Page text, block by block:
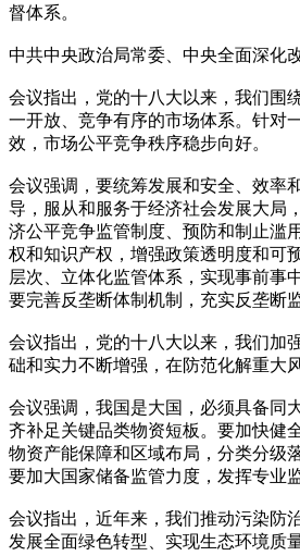
督体系。
中共中央政治局常委、中央全面深化
会议指出，党的十八大以来，我们围
一开放、竞争有序的市场体系。针对
效，市场公平竞争秩序稳步向好。
会议强调，要统筹发展和安全、效率
导，服从和服务于经济社会发展大局
济公平竞争监管制度、预防和制止滥
权和知识产权，增强政策透明度和可
层次、立体化监管体系，实现事前事
要完善反垄断体制机制，充实反垄断
会议指出，党的十八大以来，我们加
础和实力不断增强，在防范化解重大
会议强调，我国是大国，必须具备同
齐补足关键品类物资短板。要加快健
物资产能保障和区域布局，分类分级
要加大国家储备监管力度，发挥专业
会议指出，近年来，我们推动污染防
发展全面绿色转型、实现生态环境质